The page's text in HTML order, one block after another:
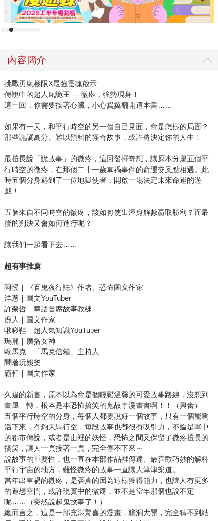
內容簡介
挑戰勇氣極限X最強靈魂啟示
傳說中的超人氣詭王──微疼，強勢現身！
這一回，你需要按著心臟，小心翼翼翻開這本書……
如果有一天，和平行時空的另一個自己見面，會是怎樣的局面？
那些詭譎萬分、難以預料的怪奇故事，或許將決定你的人生！
最擅長說「詭故事」的微疼，這回發揮奇想，讓原本分屬五個平
行時空的微疼，在那個二十一歲車禍事件的命運交叉點相遇。此
時五個分身遇到了一位地獄使者，開啟一場決定未來命運的遊
戲！
五個來自不同時空的微疼，該如何使出渾身解數贏取勝利？而最
後的判決又會如何進行呢？
讓我們一起看下去……
超有事推薦
阿慢｜《百鬼夜行誌》作者、恐怖圖文作家
洋蔥｜圖文YouTuber
許榮哲｜華語首席故事教練
鹿人｜圖文作家
啾啾鞋｜超人氣知識YouTuber
瑪麗｜廣播女神
歐馬克｜「馬克信箱」主持人
鬧著玩娛樂
霸軒｜圖文作家
久違的新書，原本以為會是個輕鬆溫馨的可愛故事路線，沒想到
畫風一轉，根本是本恐怖搞笑的鬼故事漫畫書啊！！（興奮）
五個平行時空的分身，每個人都要說好一個故事，只有一個能夠
活下來，有夠天馬行空，每段故事也都很有吸引力，不論是軍中
的都市傳說，或者是山裡的妖怪，恐怖之間又保留了微疼擅長的
搞笑，讓人一頁接著一頁，完全停不下來～
說故事的重要性，也一直在本部作品裡傳達。最喜歡巧妙的解釋
平行宇宙的地方，難怪微疼的故事一直讓人津津樂道。
當年出車禍的微疼，是否真的因為這樣獲得能力，也讓人有更多
的遐想空間，或許現實中的微疼，並不是當年那個也說不定
呢……（突然說起鬼故事了！）
總而言之，這是一部充滿驚喜的漫畫，腦洞大開，完全猜不到結